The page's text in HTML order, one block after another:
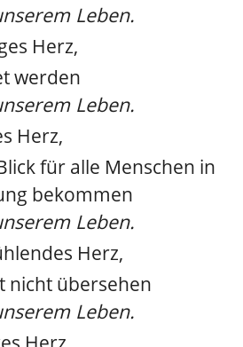
Leben.
Herz,
werden
Leben.
Herz,
für alle Menschen in
bekommen
Leben.
Herz,
nicht übersehen
Leben.